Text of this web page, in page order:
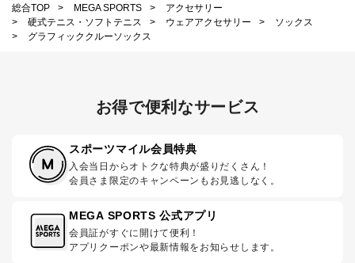
総合TOP
> MEGA SPORTS >
アクセサリー
>
硬式テニス・ソフトテニス > ウェアアクセサリー >
ソックス
>
グラフィッククルーソックス
お得で便利なサービス
スポーツマイル会員特典
入会当日からオトクな特典が盛りだくさん！
会員さま限定のキャンペーンもお見逃しなく。
MEGA SPORTS 公式アプリ
会員証がすぐに開けて便利！
アプリクーポンや最新情報をお知らせします。